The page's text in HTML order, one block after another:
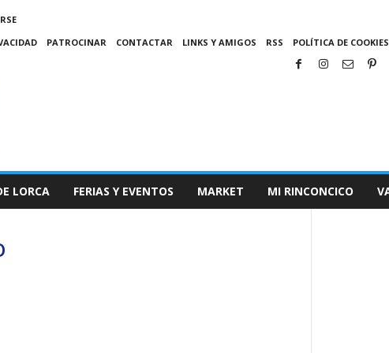
PATROCINAR CONTACTAR LINKS Y AMIGOS RSS POLÍTICA DE
LORCA FERIAS Y EVENTOS MARKET MI RINCONCICO